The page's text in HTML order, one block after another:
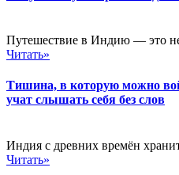
Путешествие в Индию — это
Читать»
Тишина, в которую можно
учат слышать себя без слов
Индия с древних времён
Читать»